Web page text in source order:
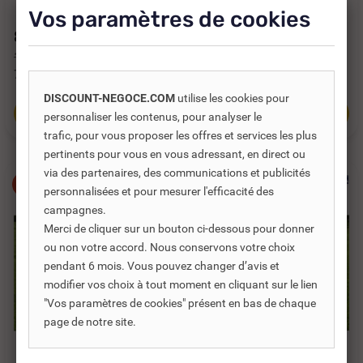
863,27 €
1 328,11 €
719,39 €HT
Ajouter au panier
CENTRAL...
771,42 €HT
Ajouter au panier
-35%
Vos paramètres de cookies
DISCOUNT-NEGOCE.COM utilise les cookies pour
personnaliser les contenus, pour analyser le
trafic, pour vous proposer les offres et services les plus
pertinents pour vous en vous adressant, en direct ou
via des partenaires, des communications et publicités
personnalisées et pour mesurer l'efficacité des
campagnes.
Merci de cliquer sur un bouton ci-dessous pour donner
ou non votre accord. Nous conservons votre choix
pendant 6 mois. Vous pouvez changer d’avis et
modifier vos choix à tout moment en cliquant sur le lien
"Vos paramètres de cookies" présent en bas de chaque
page de notre site.